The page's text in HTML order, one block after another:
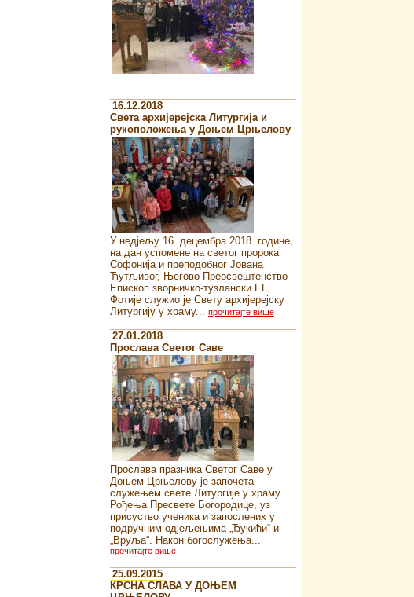
16.12.2018
Света архијерејска Литургија и
рукоположења у Доњем Црњелову
У недјељу 16. децембра 2018. године,
на дан успомене на светог пророка
Софонија и преподобног Јована
Ћутљивог, Његово Преосвештенство
Епископ зворничко-тузлански Г.Г.
Фотије служио је Свету архијерејску
Литургију у храму...
прочитајте више
27.01.2018
Прослава Светог Саве
Прослава празника Светог Саве у
Доњем Црњелову је започета
служењем свете Литургије у храму
Рођења Пресвете Богородице, уз
присуство ученика и запослених у
подручним одјељењима „Ђукићи“ и
„Вруља“. Након богослужења...
прочитајте више
25.09.2015
КРСНА СЛАВА У ДОЊЕМ